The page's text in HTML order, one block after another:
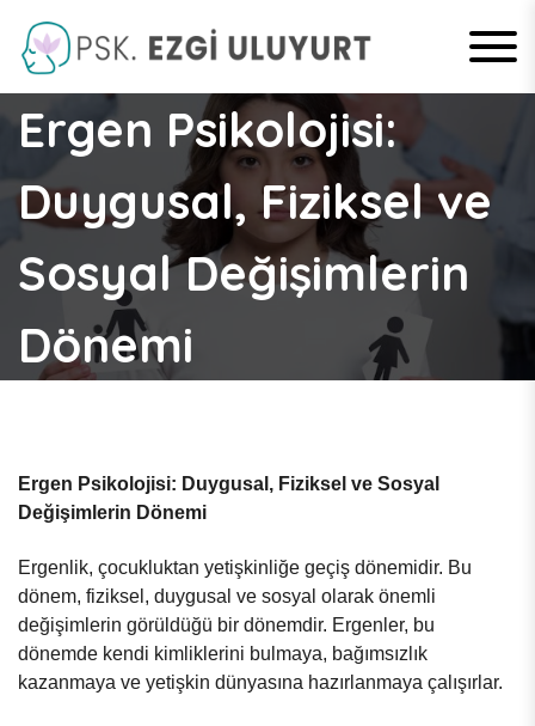
p
t Psikolog Ezgi
Uluyurt –
Kırıkkale
Psikolog
Ergen Psikolojisi:
Duygusal, Fiziksel ve
Sosyal Değişimlerin
Dönemi
Ergen Psikolojisi: Duygusal, Fiziksel ve Sosyal
Değişimlerin Dönemi
Ergenlik, çocukluktan yetişkinliğe geçiş dönemidir. Bu
dönem, fiziksel, duygusal ve sosyal olarak önemli
değişimlerin görüldüğü bir dönemdir. Ergenler, bu
dönemde kendi kimliklerini bulmaya, bağımsızlık
kazanmaya ve yetişkin dünyasına hazırlanmaya çalışırlar.